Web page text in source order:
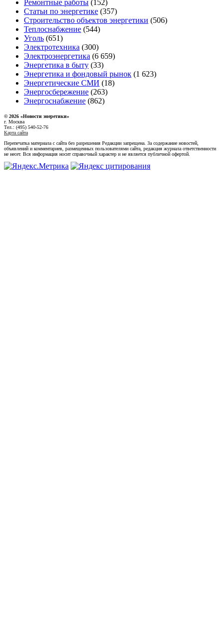
Ремонтные работы (152)
Статьи по энергетике (357)
Строительство объектов энергетики (506)
Теплоснабжение (544)
Уголь (651)
Электротехника (300)
Электроэнергетика (6 659)
Энергетика в быту (33)
Энергетика и фондовый рынок (1 623)
Энергетические СМИ (18)
Энергосбережение (263)
Энергоснабжение (862)
© 2026 «Новости энеретики»
г. Москва
Тел.: (495) 540-52-76
Карта сайта
Перепечатка материала с сайта без разрешения Редакции запрещена. За содержание новостей,
объявлений и комментариев, размещенных пользователями сайта, редакция журнала ответственности
не несет. Вся информация носит справочный характер и не является публичной офертой.